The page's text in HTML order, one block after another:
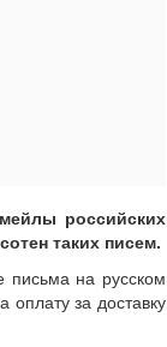
российских
таких писем.
письма на русском
оплату за доставку